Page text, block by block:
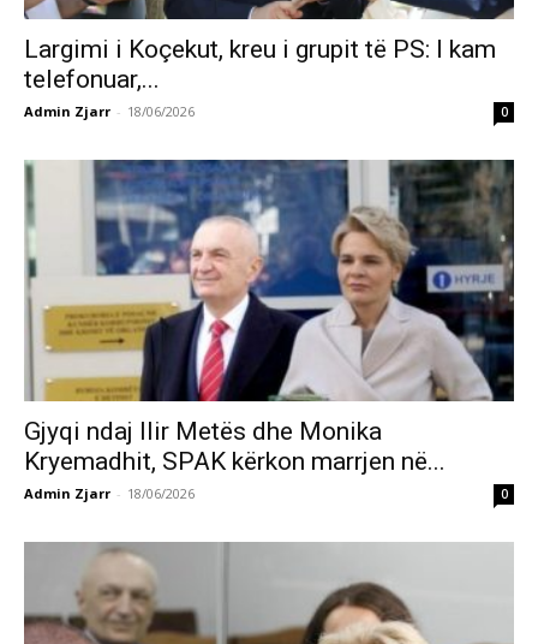
Largimi i Koçekut, kreu i grupit të PS: I kam
telefonuar,...
Admin Zjarr - 18/06/2026 0
Gjyqi ndaj Ilir Metës dhe Monika
Kryemadhit, SPAK kërkon marrjen në...
Admin Zjarr - 18/06/2026 0